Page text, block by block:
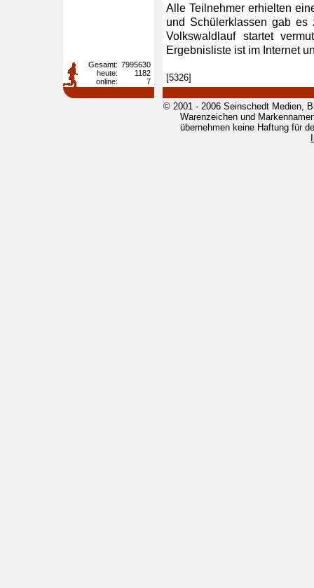
Alle Teilnehmer erhielten
und Schülerklassen gab es
Volkswaldlauf startet
Ergebnisliste ist im Internet
[5326]
Gesamt: 7995630
heute:
1182
online:
7
© 2001 - 2006 Seinschedt Medien,
Warenzeichen und
übernehmen keine Haftung für